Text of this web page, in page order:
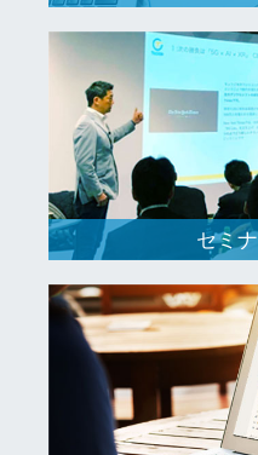
セミ